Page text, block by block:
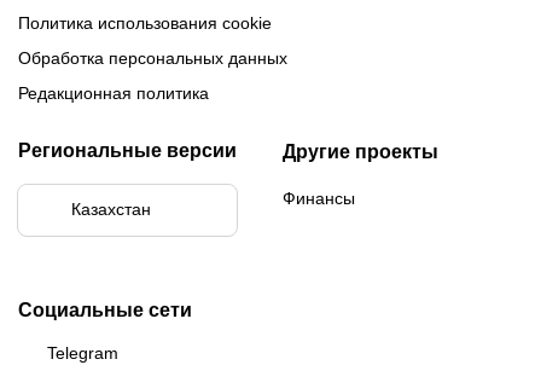
Политика использования cookie
Обработка персональных данных
Редакционная политика
Региональные версии
Казахстан
Другие проекты
Финансы
Социальные сети
Telegram